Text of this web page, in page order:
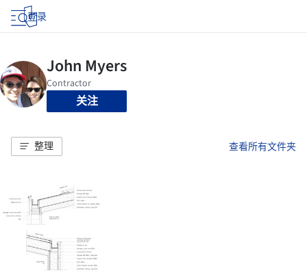
登录
关注
整理 查看所有文件夹